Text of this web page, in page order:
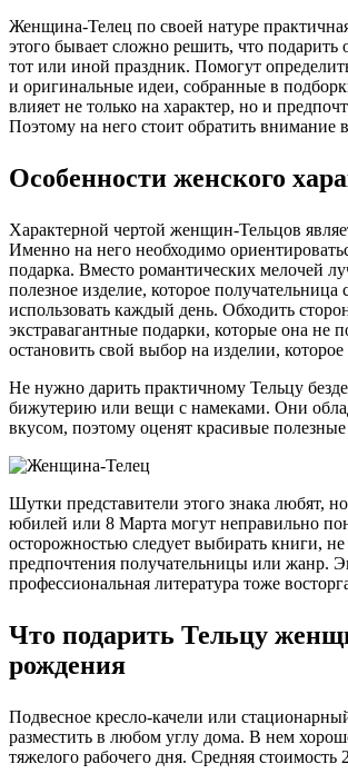
Женщина-Телец по своей натуре
этого бывает сложно решить, что подарить
тот или иной праздник. Помогут
и оригинальные идеи, собранные в
влияет не только на характер, но и
Поэтому на него стоит обратить внимание
Особенности женского
Характерной чертой женщин-Тельцов
Именно на него необходимо
подарка. Вместо романтических мелочей
полезное изделие, которое получательница
использовать каждый день. Обходить
экстравагантные подарки, которые она не
остановить свой выбор на изделии,
Не нужно дарить практичному Тельцу
бижутерию или вещи с намеками. Они
вкусом, поэтому оценят красивые
Шутки представители этого знака любят,
юбилей или 8 Марта могут неправильно
осторожностью следует выбирать книги, не
предпочтения получательницы или жанр.
профессиональная литература тоже
Что подарить Тельцу
рождения
Подвесное кресло-качели или
разместить в любом углу дома. В нем
тяжелого рабочего дня. Средняя стоимость